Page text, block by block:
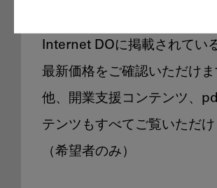
Internet DOに掲載されてい
最新価格をご確認いただけ
他、開業支援コンテンツ、
テンツもすべてご覧いただけ
（希望者のみ）